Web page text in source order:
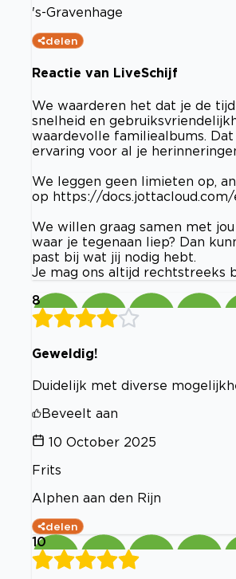
's-Gravenhage
delen
Reactie van LiveSchijf
We waarderen het dat je de
snelheid en
waardevolle familiealbums.
ervaring voor al je
We leggen geen limieten op,
op https://docs.jottacloud.com/
We willen graag samen met
waar je tegenaan liep? Dan
past bij wat jij nodig hebt.
Je mag ons altijd rechtstreeks
8
Geweldig!
Duidelijk met diverse
Beveelt aan
10 October 2025
Frits
Alphen aan den Rijn
delen
10